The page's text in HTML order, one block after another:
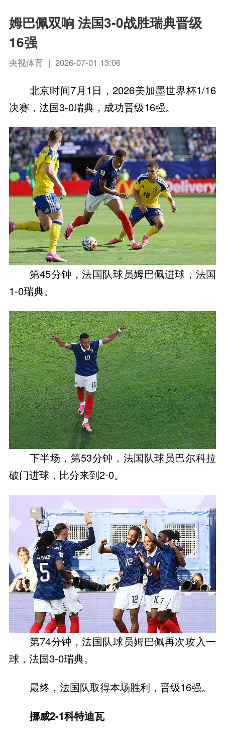
姆巴佩双响 法国3-0战胜瑞典晋级
16强
央视体育 | 2026-07-01 13:06
北京时间7月1日，2026美加墨世界杯1/16
决赛，法国3-0瑞典，成功晋级16强。
第45分钟，法国队球员姆巴佩进球，法国
1-0瑞典。
下半场，第53分钟，法国队球员巴尔科拉
破门进球，比分来到2-0。
第74分钟，法国队球员姆巴佩再次攻入一
球，法国3-0瑞典。
最终，法国队取得本场胜利，晋级16强。
挪威2-1科特迪瓦